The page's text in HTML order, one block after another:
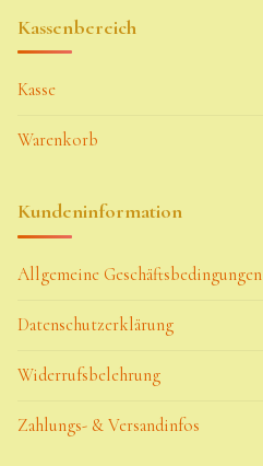
Kassenbereich
Kasse
Warenkorb
Kundeninformation
Allgemeine Geschäftsbedingungen
Datenschutzerklärung
Widerrufsbelehrung
Zahlungs- & Versandinfos